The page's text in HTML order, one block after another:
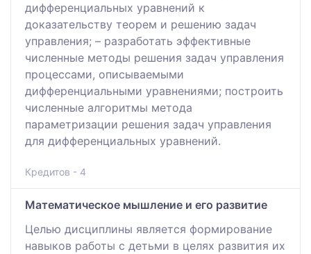
дифференциальных уравнений к
доказательству теорем и решению задач
управления; – разработать эффективные
численные методы решения задач управления
процессами, описываемыми
дифференциальными уравнениями; построить
численные алгоритмы метода
параметризации решения задач управления
для дифференциальных уравнений.
Кредитов - 4
Математическое мышление и его развитие
Целью дисциплины является формирование
навыков работы с детьми в целях развития их